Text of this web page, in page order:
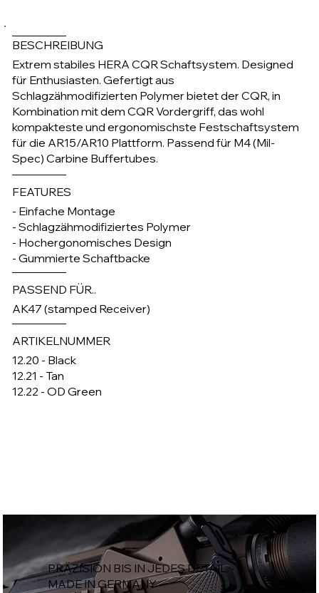
BESCHREIBUNG
Extrem stabiles HERA CQR Schaftsystem. Designed
für Enthusiasten. Gefertigt aus
Schlagzähmodifizierten Polymer bietet der CQR, in
Kombination mit dem CQR Vordergriff, das wohl
kompakteste und ergonomischste Festschaftsystem
für die AR15/AR10 Plattform. Passend für M4 (Mil-
Spec) Carbine Buffertubes.
FEATURES
- Einfache Montage
- Schlagzähmodifiziertes Polymer
- Hochergonomisches Design
- Gummierte Schaftbacke
PASSEND FÜR..
AK47 (stamped Receiver)
ARTIKELNUMMER
12.20 - Black
12.21 - Tan
12.22 - OD Green
PRÄZISION BIS IN JEDES DETAIL -
MADE IN GERMANY